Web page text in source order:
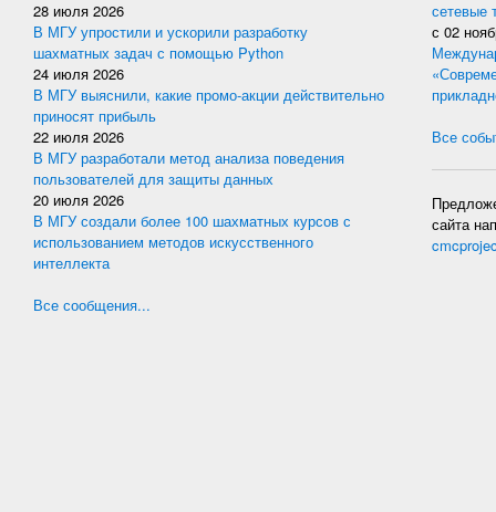
28 июля 2026
В МГУ упростили и ускорили разработку
шахматных задач с помощью Python
24 июля 2026
В МГУ выяснили, какие промо-акции действительно
приносят прибыль
22 июля 2026
В МГУ разработали метод анализа поведения
пользователей для защиты данных
20 июля 2026
В МГУ создали более 100 шахматных курсов с
использованием методов искусственного
интеллекта
Все сообщения...
сетевые
с 02
Все
сайта